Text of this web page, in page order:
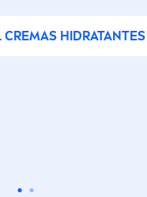
CREMAS HIDRATANTES